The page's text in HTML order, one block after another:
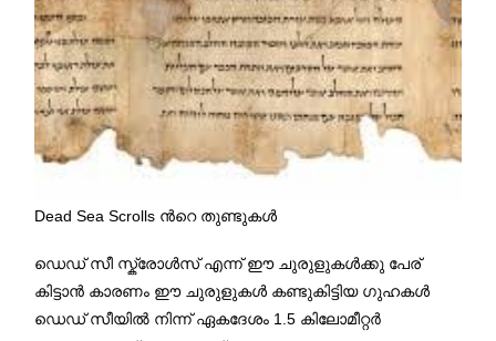
Dead Sea Scrolls ൻറെ തുണ്ടുകൾ
ഡെഡ് സീ സ്ക്രോൾസ് എന്ന് ഈ ചുരുളുകൾക്കു പേര്
കിട്ടാൻ കാരണം ഈ ചുരുളുകൾ കണ്ടുകിട്ടിയ ഗുഹകൾ
ഡെഡ് സീയിൽ നിന്ന് ഏകദേശം 1.5 കിലോമീറ്റർ